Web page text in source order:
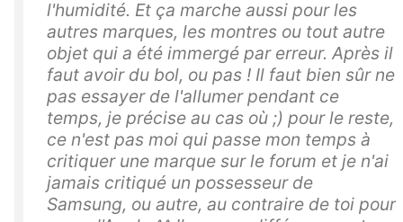
l'humidité. Et ça marche aussi pour les
autres marques, les montres ou tout autre
objet qui a été immergé par erreur. Après il
faut avoir du bol, ou pas ! Il faut bien sûr ne
pas essayer de l'allumer pendant ce
temps, je précise au cas où ;) pour le reste,
ce n'est pas moi qui passe mon temps à
critiquer une marque sur le forum et je n'ai
jamais critiqué un possesseur de
Samsung, ou autre, au contraire de toi pour